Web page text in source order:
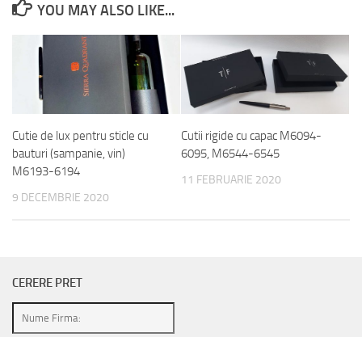
YOU MAY ALSO LIKE...
Cutie de lux pentru sticle cu
bauturi (sampanie, vin)
M6193-6194
9 DECEMBRIE 2020
Cutii rigide cu capac M6094-
6095, M6544-6545
11 FEBRUARIE 2020
CERERE PRET